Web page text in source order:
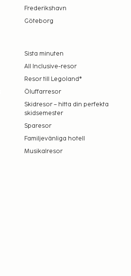
Frederikshavn
Göteborg
Sista minuten
All Inclusive-resor
Resor till Legoland®
Öluffarresor
Skidresor – hitta din perfekta
skidsemester
Sparesor
Familjevänliga hotell
Musikalresor